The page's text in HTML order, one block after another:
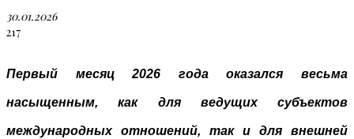
30.01.2026
217
Первый месяц 2026 года оказался весьма
насыщенным, как для ведущих субъектов
международных отношений, так и для внешней